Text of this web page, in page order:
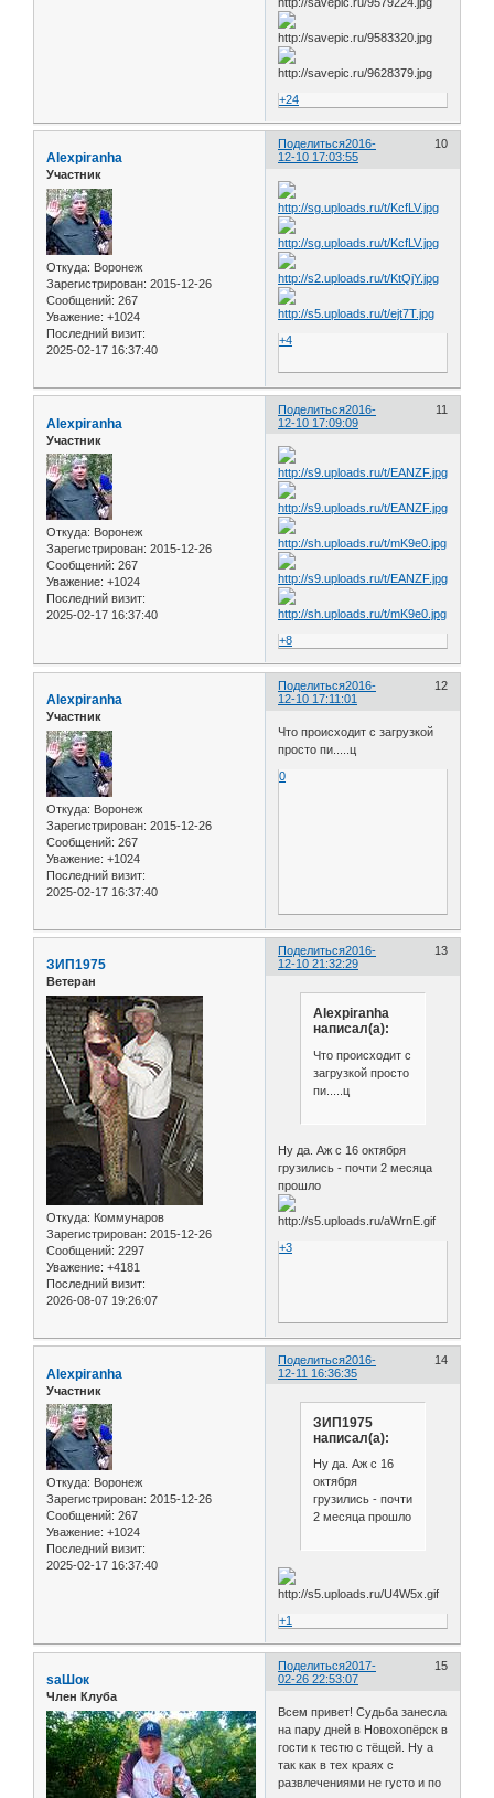
+24
Поделиться 10
2016-
12-10 17:03:55
Alexpiranha
Участник
Откуда: Воронеж
Зарегистрирован: 2015-12-26
Сообщений: 267
Уважение: +1024
Последний визит:
2025-02-17 16:37:40
+4
Поделиться 11
2016-
12-10 17:09:09
Alexpiranha
Участник
Откуда: Воронеж
Зарегистрирован: 2015-12-26
Сообщений: 267
Уважение: +1024
Последний визит:
2025-02-17 16:37:40
+8
Поделиться 12
2016-
12-10 17:11:01
Alexpiranha
Участник
Откуда: Воронеж
Зарегистрирован: 2015-12-26
Сообщений: 267
Уважение: +1024
Последний визит:
2025-02-17 16:37:40
Что происходит с загрузкой
просто пи.....ц
0
Поделиться 13
2016-
12-10 21:32:29
ЗИП1975
Ветеран
Откуда: Коммунаров
Зарегистрирован: 2015-12-26
Сообщений: 2297
Уважение: +4181
Последний визит:
2026-08-07 19:26:07
Alexpiranha
написал(а):
Что происходит с
загрузкой просто
пи.....ц
Ну да. Аж с 16 октября
грузились - почти 2 месяца
прошло
+3
Поделиться 14
2016-
12-11 16:36:35
Alexpiranha
Участник
Откуда: Воронеж
Зарегистрирован: 2015-12-26
Сообщений: 267
Уважение: +1024
Последний визит:
2025-02-17 16:37:40
ЗИП1975
написал(а):
Ну да. Аж с 16
октября
грузились - почти
2 месяца прошло
+1
Поделиться 15
2017-
02-26 22:53:07
saШок
Член Клуба
Всем привет! Судьба занесла
на пару дней в Новохопёрск в
гости к тестю с тёщей. Ну а
так как в тех краях с
развлечениями не густо и по